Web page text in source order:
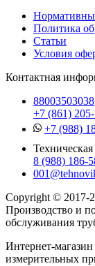
Политика
Статьи
Условия
Контактная
88003503038
+7 (861)
+7 (988)
8 (988) 186-
Copyright © 2017-
Производство и
обслуживания
Интернет-
измерительных